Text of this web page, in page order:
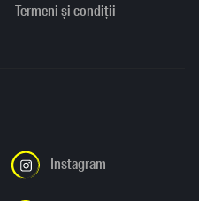
Termeni și condiții
Instagram